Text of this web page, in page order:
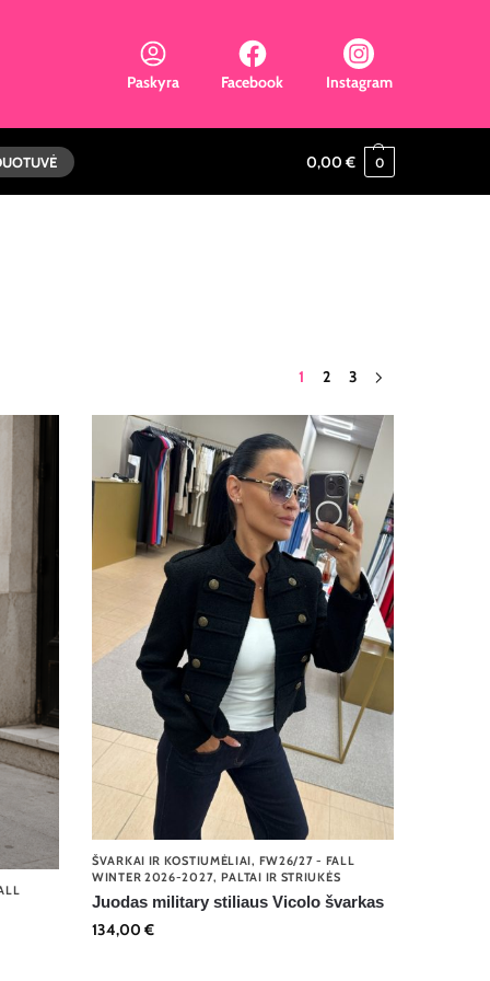
Paskyra Facebook Instagram
0,00 € 0
1 2 3
ŠVARKAI IR KOSTIUMĖLIAI, FW26/27 - FALL
WINTER 2026-2027, PALTAI IR STRIUKĖS
Juodas military stiliaus Vicolo švarkas
134,00€